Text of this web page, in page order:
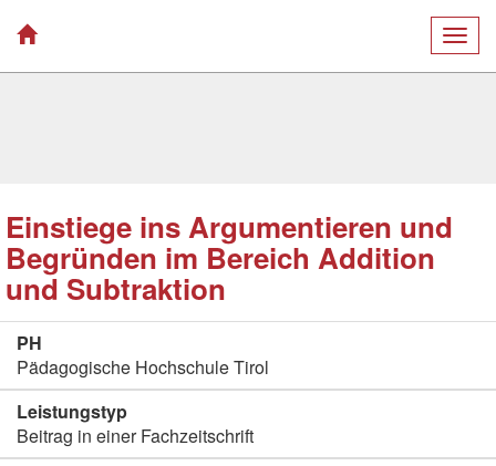
Einstiege ins Argumentieren und
Begründen im Bereich Addition
und Subtraktion
PH
Pädagogische Hochschule Tirol
Leistungstyp
Beitrag in einer Fachzeitschrift